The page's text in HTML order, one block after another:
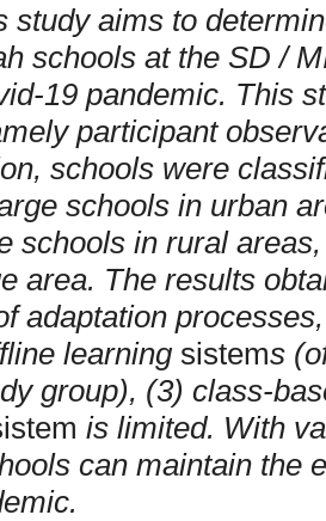
study aims to
schools at the SD /
19 pandemic. This
participant
schools were
schools in urban
schools in rural
area. The results
adaptation
learning sistems
group), (3) class-
is limited. With
can maintain the